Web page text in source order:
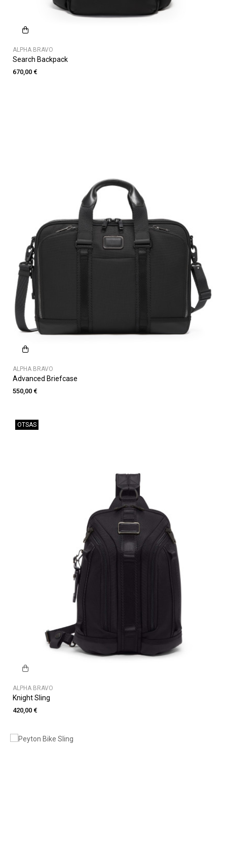
ALPHA BRAVO
Search Backpack
670,00 €
ALPHA BRAVO
Advanced Briefcase
550,00 €
OTSAS
ALPHA BRAVO
Knight Sling
420,00 €